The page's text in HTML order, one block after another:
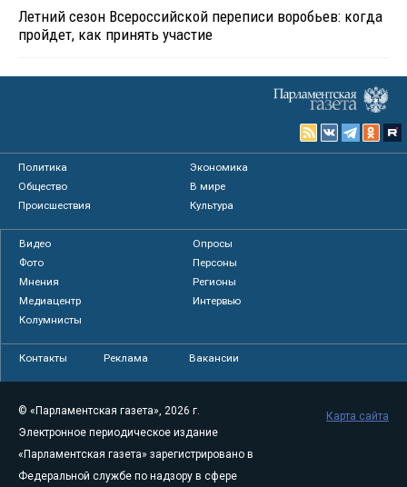
Летний сезон Всероссийской переписи воробьев: когда
пройдет, как принять участие
Политика
Экономика
Общество
В мире
Происшествия
Культура
Видео
Опросы
Фото
Персоны
Мнения
Регионы
Медиацентр
Интервью
Колумнисты
Контакты Реклама Вакансии
© «Парламентская газета», 2026 г.
Электронное периодическое издание
«Парламентская газета» зарегистрировано в
Федеральной службе по надзору в сфере
Карта сайта